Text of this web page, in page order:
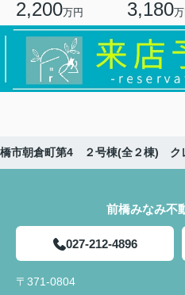
2,200万円 3,180
橋市朝倉町第4 ２号棟(全２棟)
前橋みなみ不
027-212-4896
〒371-0804